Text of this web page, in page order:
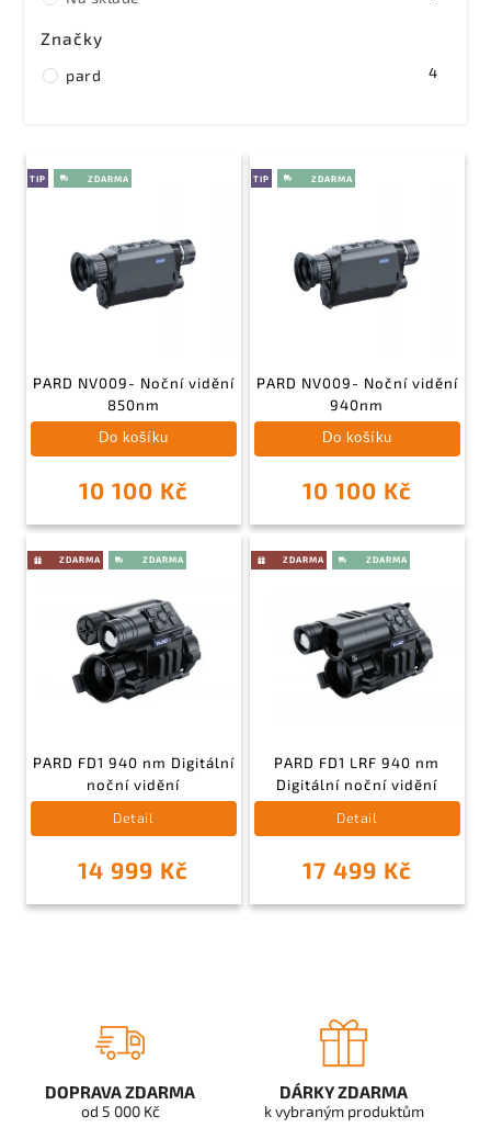
Značky
pard 4
TIP
PARD NV009- Noční vidění
850nm
10 100 Kč
Do košíku
TIP
PARD NV009- Noční vidění
940nm
10 100 Kč
Do košíku
PARD FD1 940 nm Digitální
noční vidění
14 999 Kč
Detail
PARD FD1 LRF 940 nm
Digitální noční vidění
17 499 Kč
Detail
DOPRAVA ZDARMA
od 5 000 Kč
DÁRKY ZDARMA
k vybraným produktům